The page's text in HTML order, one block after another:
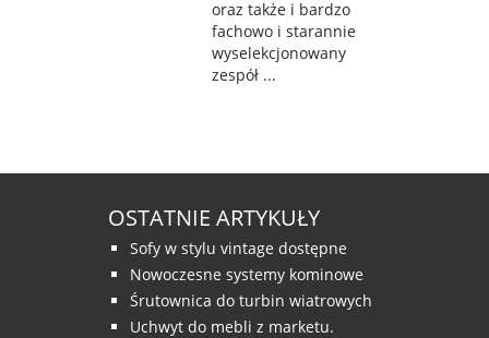
oraz także i bardzo
fachowo i starannie
wyselekcjonowany
zespół ...
OSTATNIE ARTYKUŁY
Sofy w stylu vintage dostępne
Nowoczesne systemy kominowe
Śrutownica do turbin wiatrowych
Uchwyt do mebli z marketu.